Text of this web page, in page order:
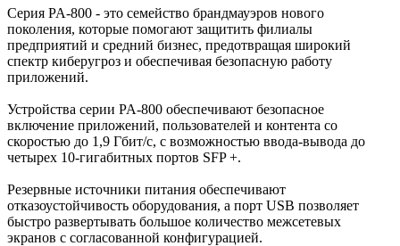
Серия PA-800 - это семейство брандмауэров нового
поколения, которые помогают защитить филиалы
предприятий и средний бизнес, предотвращая широкий
спектр киберугроз и обеспечивая безопасную работу
приложений.
Устройства серии PA-800 обеспечивают безопасное
включение приложений, пользователей и контента со
скоростью до 1,9 Гбит/с, с возможностью ввода-вывода до
четырех 10-гигабитных портов SFP +.
Резервные источники питания обеспечивают
отказоустойчивость оборудования, а порт USB позволяет
быстро развертывать большое количество межсетевых
экранов с согласованной конфигурацией.